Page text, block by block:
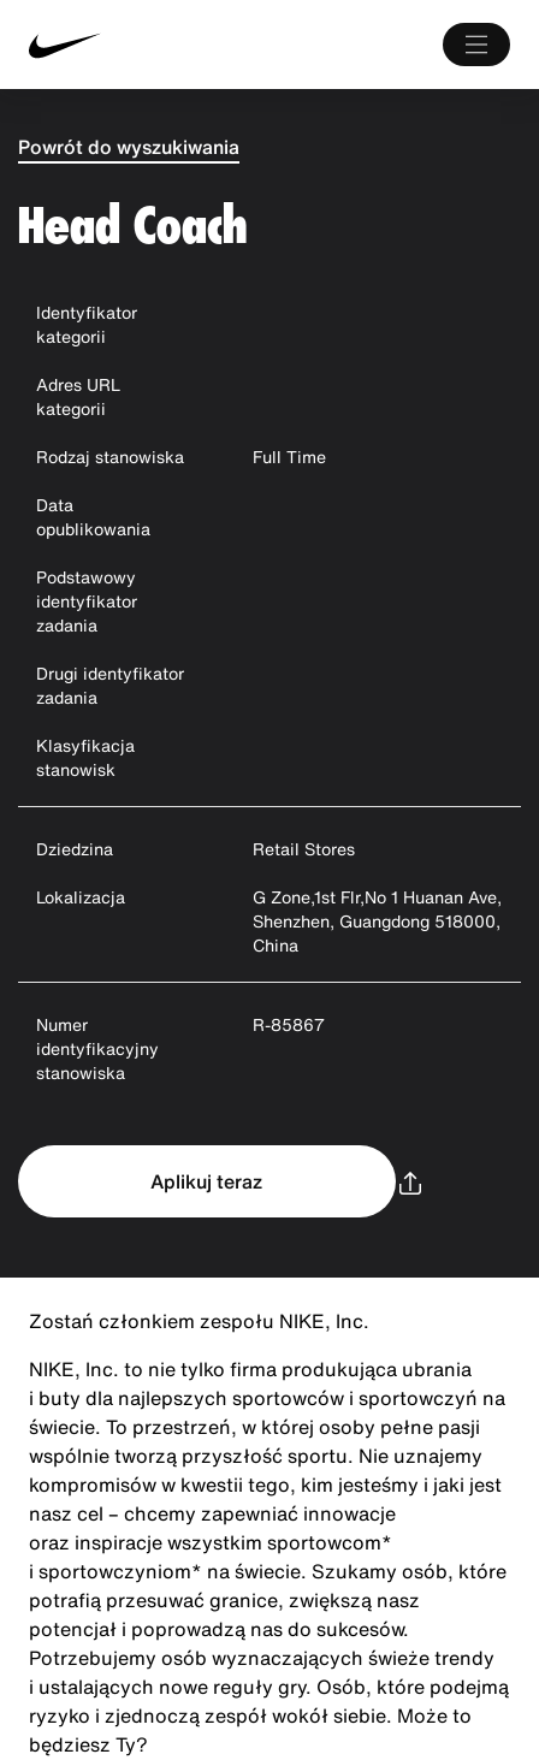
Powrót do wyszukiwania
Head Coach
Identyfikator
kategorii
Adres URL
kategorii
Rodzaj stanowiska
Full Time
Data
opublikowania
Podstawowy
identyfikator
zadania
Drugi identyfikator
zadania
Klasyfikacja
stanowisk
Dziedzina
Retail Stores
Lokalizacja
G Zone,1st Flr,No 1 Huanan Ave,
Shenzhen, Guangdong 518000,
China
Numer
identyfikacyjny
stanowiska
R-85867
Aplikuj teraz
Zostań członkiem zespołu NIKE, Inc.
NIKE, Inc. to nie tylko firma produkująca ubrania
i buty dla najlepszych sportowców i sportowczyń na
świecie. To przestrzeń, w której osoby pełne pasji
wspólnie tworzą przyszłość sportu. Nie uznajemy
kompromisów w kwestii tego, kim jesteśmy i jaki jest
nasz cel – chcemy zapewniać innowacje
oraz inspiracje wszystkim sportowcom*
i sportowczyniom* na świecie. Szukamy osób, które
potrafią przesuwać granice, zwiększą nasz
potencjał i poprowadzą nas do sukcesów.
Potrzebujemy osób wyznaczających świeże trendy
i ustalających nowe reguły gry. Osób, które podejmą
ryzyko i zjednoczą zespół wokół siebie. Może to
będziesz Ty?